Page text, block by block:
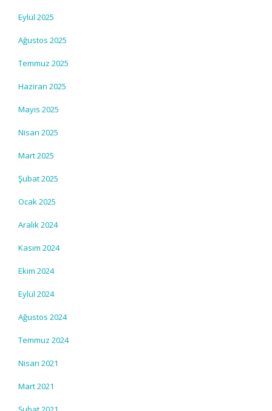
Eylül 2025
Ağustos 2025
Temmuz 2025
Haziran 2025
Mayıs 2025
Nisan 2025
Mart 2025
Şubat 2025
Ocak 2025
Aralık 2024
Kasım 2024
Ekim 2024
Eylül 2024
Ağustos 2024
Temmuz 2024
Nisan 2021
Mart 2021